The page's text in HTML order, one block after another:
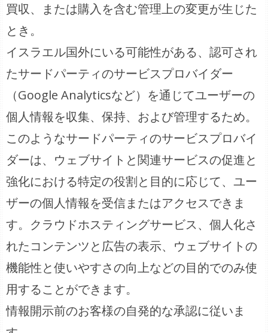
買収、または購入を含む管理上の変更が生じた
とき。
イスラエル国外にいる可能性がある、認可され
たサードパーティのサービスプロバイダー
（Google Analyticsなど）を通じてユーザーの
個人情報を収集、保持、および管理するため。
このようなサードパーティのサービスプロバイ
ダーは、ウェブサイトと関連サービスの促進と
強化における特定の役割と目的に応じて、ユー
ザーの個人情報を受信またはアクセスできま
す。クラウドホスティングサービス、個人化さ
れたコンテンツと広告の表示、ウェブサイトの
機能性と使いやすさの向上などの目的でのみ使
用することができます。
情報開示前のお客様の自発的な承認に従いま